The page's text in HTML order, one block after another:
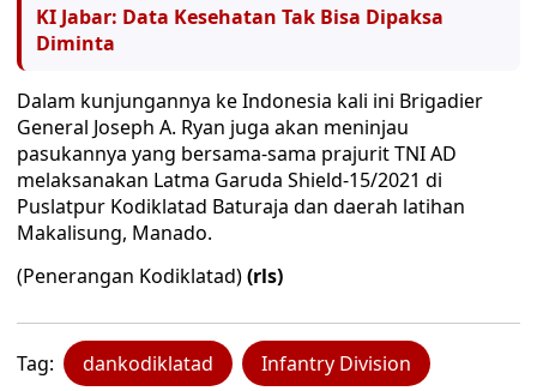
KI Jabar: Data Kesehatan Tak Bisa Dipaksa
Diminta
Dalam kunjungannya ke Indonesia kali ini Brigadier
General Joseph A. Ryan juga akan meninjau
pasukannya yang bersama-sama prajurit TNI AD
melaksanakan Latma Garuda Shield-15/2021 di
Puslatpur Kodiklatad Baturaja dan daerah latihan
Makalisung, Manado.
(Penerangan Kodiklatad)(rls)
Tag: dankodiklatad Infantry Division